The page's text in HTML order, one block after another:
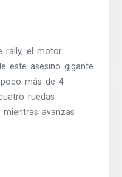
rally, el motor
este asesino gigante
más de 4
ruedas
avanzas